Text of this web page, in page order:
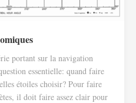
portant sur la navigation
essentielle: quand faire
étoiles choisir? Pour faire
il doit faire assez clair pour